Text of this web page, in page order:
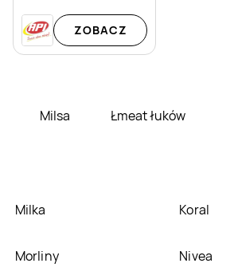
ZOBACZ
Milsa Łmeat łuków
Milka Koral
Morliny Nivea